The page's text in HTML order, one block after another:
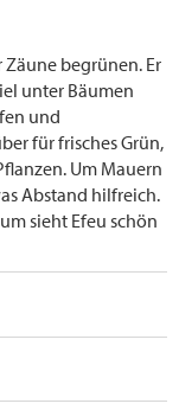
begrünen. Er
unter Bäumen
und
für frisches Grün,
Um Mauern
Abstand hilfreich.
sieht Efeu schön